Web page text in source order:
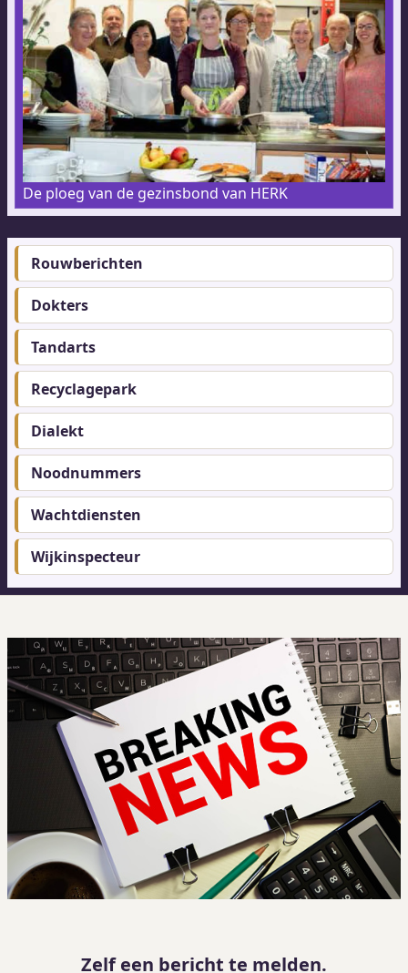
De ploeg van de gezinsbond van HERK
Footer-
menu
Rouwberichten
Dokters
Tandarts
Recyclagepark
Dialekt
Noodnummers
Wachtdiensten
Wijkinspecteur
Zelf een bericht te melden.